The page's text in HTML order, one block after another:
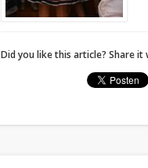
Did you like this article? Share